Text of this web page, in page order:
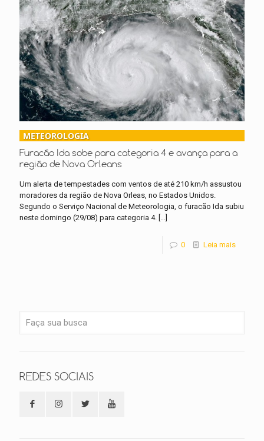
METEOROLOGIA
Furacão Ida sobe para categoria 4 e avança para a
região de Nova Orleans
Um alerta de tempestades com ventos de até 210 km/h assustou
moradores da região de Nova Orleas, no Estados Unidos.
Segundo o Serviço Nacional de Meteorologia, o furacão Ida subiu
neste domingo (29/08) para categoria 4.
0 Leia mais
REDES SOCIAIS